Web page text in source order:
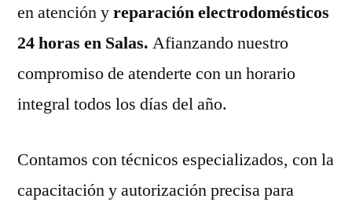
en atención yreparación electrodomésticos
24 horas en Salas. Afianzando nuestro
compromiso de atenderte con un horario
integral todos los días del año.
Contamos con técnicos especializados, con la
capacitación y autorización precisa para